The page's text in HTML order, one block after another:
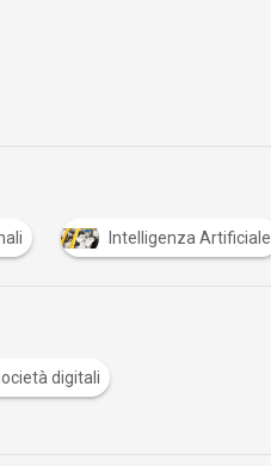
Intelligenza Artificiale
digitali